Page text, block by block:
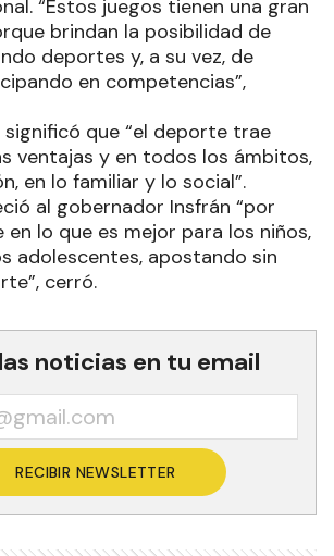
Insfrán de garantizar los
una competencia
ante la quita de apoyo del
“Estos juegos tienen una gran
brindan la posibilidad de
deportes y, a su vez, de
en competencias”,
significó que “el deporte trae
ventajas y en todos los ámbitos,
en lo familiar y lo social”.
al gobernador Insfrán “por
cerró.
noticias en tu email